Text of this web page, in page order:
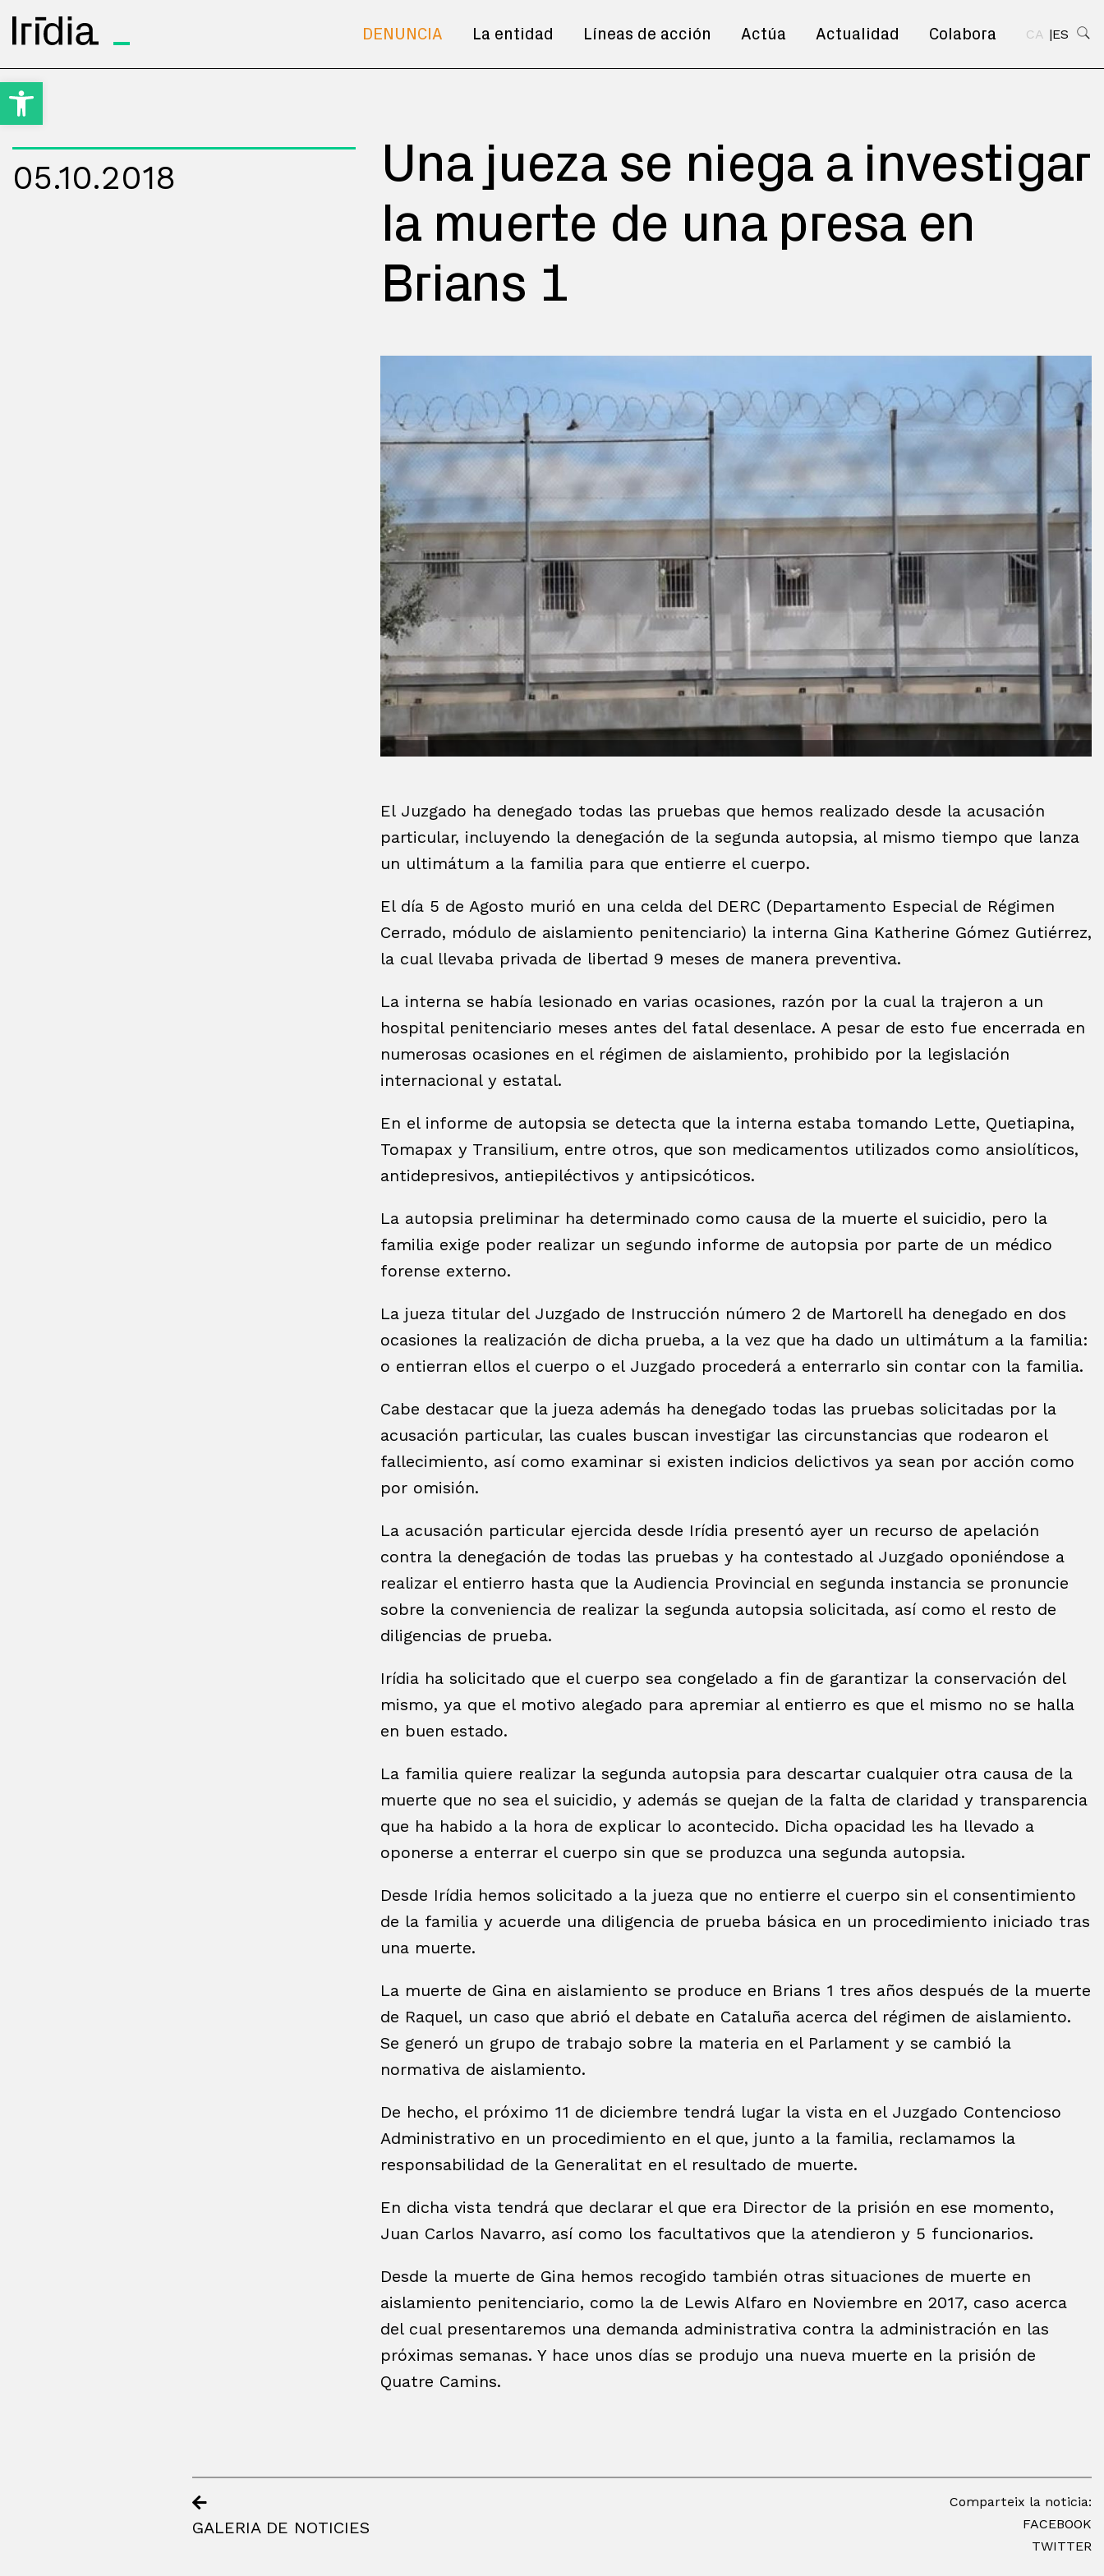
Open toolbar
Irídia DENUNCIA La entidad Líneas de acción Actúa Actualidad Colabora CA ES
05.10.2018
Una jueza se niega a investigar
la muerte de una presa en
Brians 1
El Juzgado ha denegado todas las pruebas que hemos realizado desde la acusación
particular, incluyendo la denegación de la segunda autopsia, al mismo tiempo que lanza
un ultimátum a la familia para que entierre el cuerpo.
El día 5 de Agosto murió en una celda del DERC (Departamento Especial de Régimen
Cerrado, módulo de aislamiento penitenciario) la interna Gina Katherine Gómez Gutiérrez,
la cual llevaba privada de libertad 9 meses de manera preventiva.
La interna se había lesionado en varias ocasiones, razón por la cual la trajeron a un
hospital penitenciario meses antes del fatal desenlace. A pesar de esto fue encerrada en
numerosas ocasiones en el régimen de aislamiento, prohibido por la legislación
internacional y estatal.
En el informe de autopsia se detecta que la interna estaba tomando Lette, Quetiapina,
Tomapax y Transilium, entre otros, que son medicamentos utilizados como ansiolíticos,
antidepresivos, antiepiléctivos y antipsicóticos.
La autopsia preliminar ha determinado como causa de la muerte el suicidio, pero la
familia exige poder realizar un segundo informe de autopsia por parte de un médico
forense externo.
La jueza titular del Juzgado de Instrucción número 2 de Martorell ha denegado en dos
ocasiones la realización de dicha prueba, a la vez que ha dado un ultimátum a la familia:
o entierran ellos el cuerpo o el Juzgado procederá a enterrarlo sin contar con la familia.
Cabe destacar que la jueza además ha denegado todas las pruebas solicitadas por la
acusación particular, las cuales buscan investigar las circunstancias que rodearon el
fallecimiento, así como examinar si existen indicios delictivos ya sean por acción como
por omisión.
La acusación particular ejercida desde Irídia presentó ayer un recurso de apelación
contra la denegación de todas las pruebas y ha contestado al Juzgado oponiéndose a
realizar el entierro hasta que la Audiencia Provincial en segunda instancia se pronuncie
sobre la conveniencia de realizar la segunda autopsia solicitada, así como el resto de
diligencias de prueba.
Irídia ha solicitado que el cuerpo sea congelado a fin de garantizar la conservación del
mismo, ya que el motivo alegado para apremiar al entierro es que el mismo no se halla
en buen estado.
La familia quiere realizar la segunda autopsia para descartar cualquier otra causa de la
muerte que no sea el suicidio, y además se quejan de la falta de claridad y transparencia
que ha habido a la hora de explicar lo acontecido. Dicha opacidad les ha llevado a
oponerse a enterrar el cuerpo sin que se produzca una segunda autopsia.
Desde Irídia hemos solicitado a la jueza que no entierre el cuerpo sin el consentimiento
de la familia y acuerde una diligencia de prueba básica en un procedimiento iniciado tras
una muerte.
La muerte de Gina en aislamiento se produce en Brians 1 tres años después de la muerte
de Raquel, un caso que abrió el debate en Cataluña acerca del régimen de aislamiento.
Se generó un grupo de trabajo sobre la materia en el Parlament y se cambió la
normativa de aislamiento.
De hecho, el próximo 11 de diciembre tendrá lugar la vista en el Juzgado Contencioso
Administrativo en un procedimiento en el que, junto a la familia, reclamamos la
responsabilidad de la Generalitat en el resultado de muerte.
En dicha vista tendrá que declarar el que era Director de la prisión en ese momento,
Juan Carlos Navarro, así como los facultativos que la atendieron y 5 funcionarios.
Desde la muerte de Gina hemos recogido también otras situaciones de muerte en
aislamiento penitenciario, como la de Lewis Alfaro en Noviembre en 2017, caso acerca
del cual presentaremos una demanda administrativa contra la administración en las
próximas semanas. Y hace unos días se produjo una nueva muerte en la prisión de
Quatre Camins.
GALERIA DE NOTICIES
Comparteix la noticia:
FACEBOOK
TWITTER